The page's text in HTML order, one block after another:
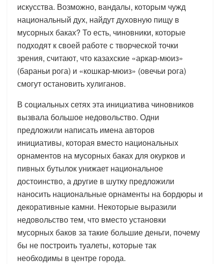
искусства. Возможно, вандалы, которым чужд
национальный дух, найдут духовную пищу в
мусорных баках? То есть, чиновники, которые
подходят к своей работе с творческой точки
зрения, считают, что казахские «аркар-мюиз»
(бараньи рога) и «кошкар-мюиз» (овечьи рога)
смогут остановить хулиганов.
В социальных сетях эта инициатива чиновников
вызвала большое недовольство. Одни
предложили написать имена авторов
инициативы, которая вместо национальных
орнаментов на мусорных баках для окурков и
пивных бутылок унижает национальное
достоинство, а другие в шутку предложили
наносить национальные орнаменты на бордюры и
декоративные камни. Некоторые выразили
недовольство тем, что вместо установки
мусорных баков за такие большие деньги, почему
бы не построить туалеты, которые так
необходимы в центре города.